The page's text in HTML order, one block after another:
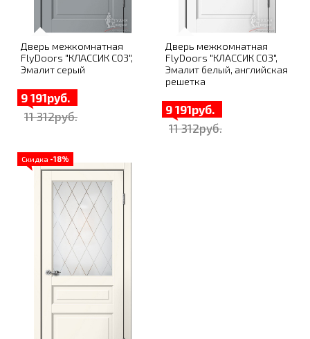
Дверь межкомнатная
FlyDoors "КЛАССИК C03",
Эмалит серый
9 191руб.
11 312руб.
Дверь межкомнатная
FlyDoors "КЛАССИК C03",
Эмалит белый, английская
решетка
9 191руб.
11 312руб.
Скидка -18%